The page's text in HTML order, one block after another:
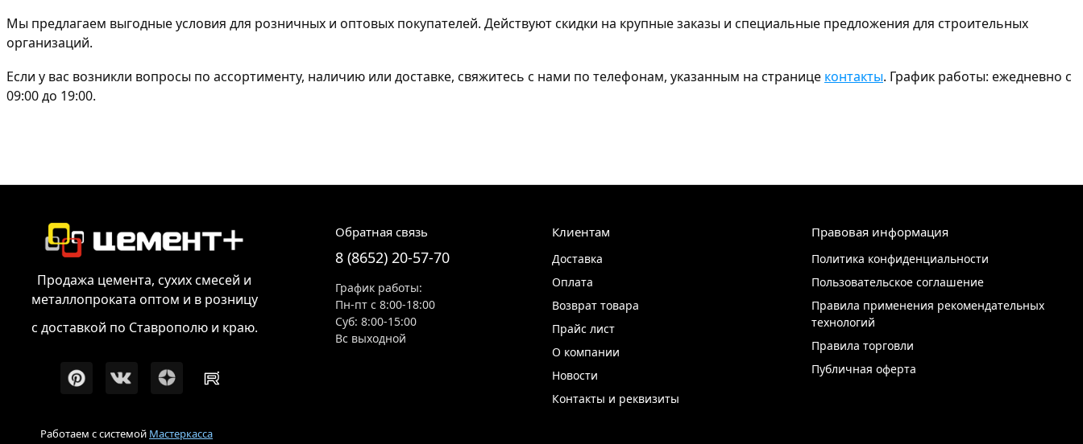
Мы предлагаем выгодные условия для розничных и оптовых покупателей. Действуют скидки на крупные заказы и специальные предложения для строительных
организаций.
Если у вас возникли вопросы по ассортименту, наличию или доставке, свяжитесь с нами по телефонам, указанным на странице контакты. График работы: ежедневно с
09:00 до 19:00.
Продажа цемента, сухих смесей и
металлопроката оптом и в розницу
с доставкой по Ставрополю и краю.
Обратная связь
8 (8652) 20-57-70
График работы:
Пн-пт с 8:00-18:00
Суб: 8:00-15:00
Вс выходной
Клиентам
Доставка
Оплата
Возврат товара
Прайс лист
О компании
Новости
Контакты и реквизиты
Правовая информация
Политика конфиденциальности
Пользовательское соглашение
Правила применения рекомендательных
технологий
Правила торговли
Публичная оферта
Работаем с системой Мастеркасса